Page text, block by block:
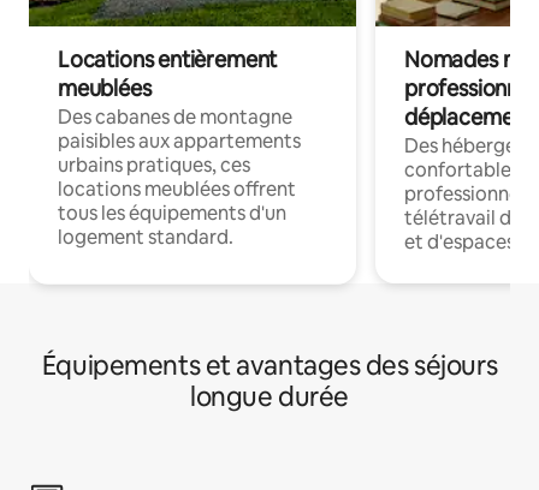
Locations entièrement
meublées
Des cabanes de montagne
paisibles aux appartements
urbains pratiques, ces
locations meublées offrent
tous les équipements d'un
logement standard.
Nomades
déplacement
Des
confortables
professionnels
télétravail
et d'espaces
Équipements et avantages des séjours
longue durée